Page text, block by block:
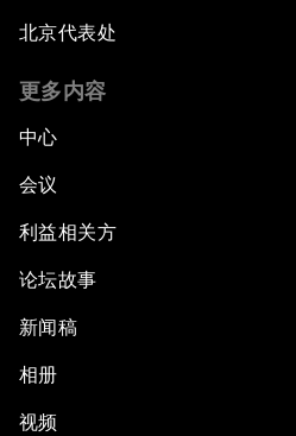
北京代表处
更多内容
中心
会议
利益相关方
论坛故事
新闻稿
相册
视频